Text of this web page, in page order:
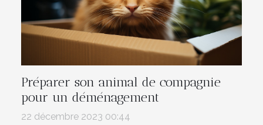
Préparer son animal de compagnie
pour un déménagement
22 décembre 2023 00:44